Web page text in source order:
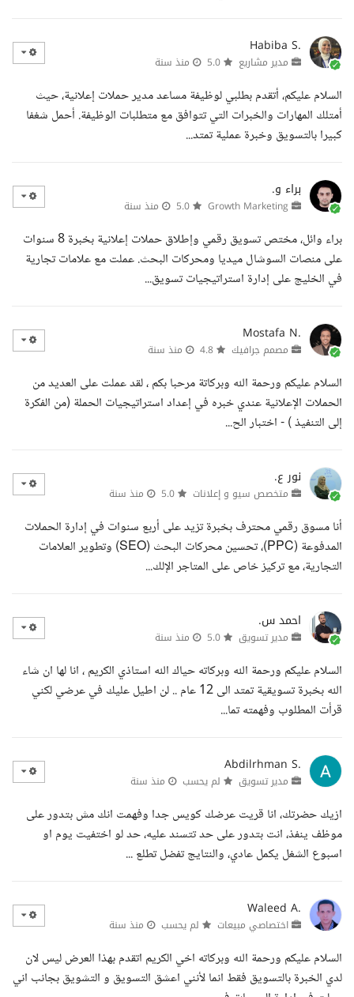
Habiba S.
مدير مشاريع منذ سنة
السلام عليكم، أتقدم بطلبي لوظيفة مساعد مدير حملات إعلانية، حيث
أمتلك المهارات والخبرات التي تتوافق مع متطلبات الوظيفة. أحمل شغفا
كبيرا بالتسويق وخبرة عملية تمتد...
براء و.
منذ سنة
براء وائل، مختص تسويق رقمي وإطلاق حملات إعلانية بخبرة 8 سنوات
على منصات السوشال ميديا ومحركات البحث. عملت مع علامات تجارية
في الخليج على إدارة استراتيجيات تسويق...
Mostafa N.
مصمم جرافيك منذ سنة
السلام عليكم ورحمة الله وبركاتة مرحبا بكم ، لقد عملت على العديد من
الحملات الإعلانية عندي خبره في إعداد استراتيجيات الحملة (من الفكرة
إلى التنفيذ ) - اختبار الح...
نور ع.
متخصص سيو و إعلانات منذ سنة
أنا مسوق رقمي محترف بخبرة تزيد على أربع سنوات في إدارة الحملات
المدفوعة (PPC)، تحسين محركات البحث (SEO) وتطوير العلامات
التجارية، مع تركيز خاص على المتاجر الإلك...
احمد س.
مدير تسويق منذ سنة
السلام عليكم ورحمة الله وبركاته حياك الله استاذي الكريم ، انا لها ان شاء
الله بخبرة تسويقية تمتد الى 12 عام .. لن اطيل عليك في عرضي لكني
قرأت المطلوب وفهمته تما...
Abdilrhman S.
مدير تسويق لم يحسب منذ سنة
ازيك حضرتك، انا قريت عرضك كويس جدا وفهمت انك مش بتدور على
موظف ينفذ، انت بتدور على حد تتسند عليه، حد لو اختفيت يوم او
اسبوع الشغل يكمل عادي، والنتايج تفضل تطلع ...
Waleed A.
اختصاصي مبيعات لم يحسب منذ سنة
السلام عليكم ورحمة الله وبركاته اخي الكريم اتقدم بهذا العرض ليس لان
لدي الخبرة بالتسويق فقط انما لأنني اعشق التسويق و التشويق بجانب اني